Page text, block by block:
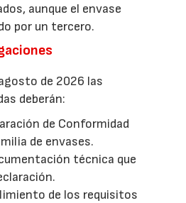
aunque el envase
por un tercero.
de 2026 las
deberán:
de Conformidad
de envases.
técnica que
de los requisitos